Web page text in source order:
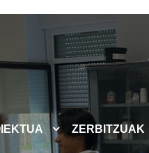
ZERBITZUAK